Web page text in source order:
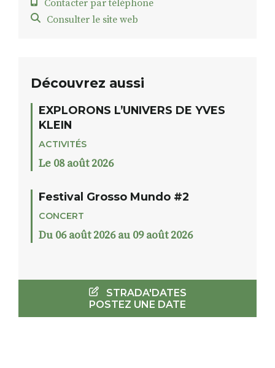
Contacter par téléphone
Consulter le site web
Découvrez aussi
EXPLORONS L’UNIVERS DE YVES
KLEIN
ACTIVITÉS
Le 08 août 2026
Festival Grosso Mundo #2
CONCERT
Du 06 août 2026 au 09 août 2026
STRADA'DATES
POSTEZ UNE DATE